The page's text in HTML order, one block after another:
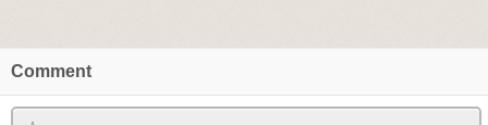
Comment